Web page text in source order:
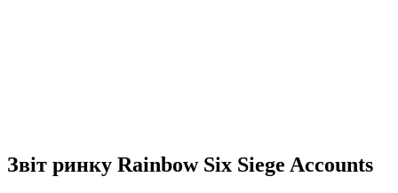
Звіт ринку Rainbow Six Siege Accounts